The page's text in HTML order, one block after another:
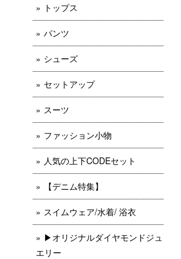
トップス
パンツ
シューズ
セットアップ
スーツ
ファッション小物
人気の上下CODEセット
【デニム特集】
スイムウェア/水着/ 浴衣
▶︎オリジナルダイヤモンドジュ
エリー